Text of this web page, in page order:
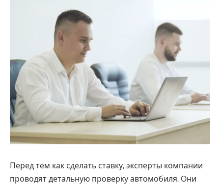
Перед тем как сделать ставку, эксперты компании
проводят детальную проверку автомобиля. Они